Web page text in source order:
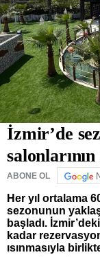
İzmir’de
ABONE OL
Her yıl ortalama
sezonunun
başladı.
kadar
ısınmasıyla